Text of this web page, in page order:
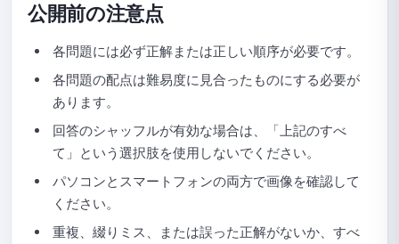
公開前の注意点
各問題には必ず正解または正しい順序が必要です。
各問題の配点は難易度に見合ったものにする必要が
あります。
回答のシャッフルが有効な場合は、「上記のすべ
て」という選択肢を使用しないでください。
パソコンとスマートフォンの両方で画像を確認して
ください。
重複、綴りミス、または誤った正解がないか、すべ